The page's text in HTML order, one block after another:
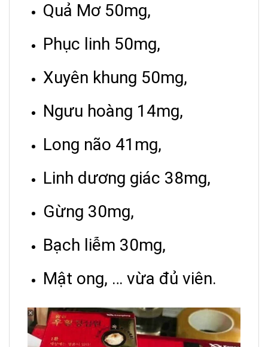
Quả Mơ 50mg,
Phục linh 50mg,
Xuyên khung 50mg,
Ngưu hoàng 14mg,
Long não 41mg,
Linh dương giác 38mg,
Gừng 30mg,
Bạch liễm 30mg,
Mật ong, … vừa đủ viên.